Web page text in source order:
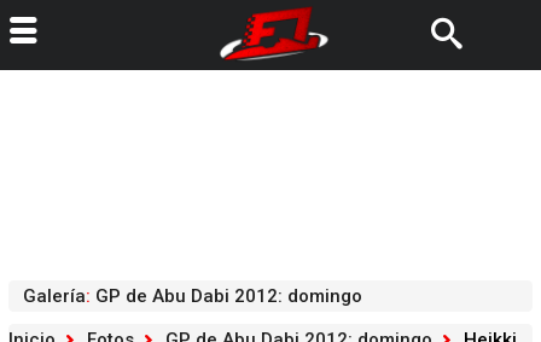
Galería: GP de Abu Dabi 2012: domingo